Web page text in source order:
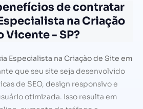
de contratar
na Criação
Vicente - SP?
Especialista na Criação de Site em
que seu site seja desenvolvido
de SEO, design responsivo e
otimizada. Isso resulta em